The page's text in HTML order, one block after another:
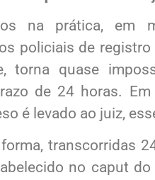
na prática, em
policiais de
torna quase
de 24 horas.
é levado ao juiz,
transcorridas
no caput